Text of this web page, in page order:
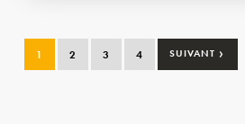
1 2 3 4 SUIVANT ›